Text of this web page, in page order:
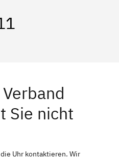
Sie nicht
Uhr kontaktieren. Wir